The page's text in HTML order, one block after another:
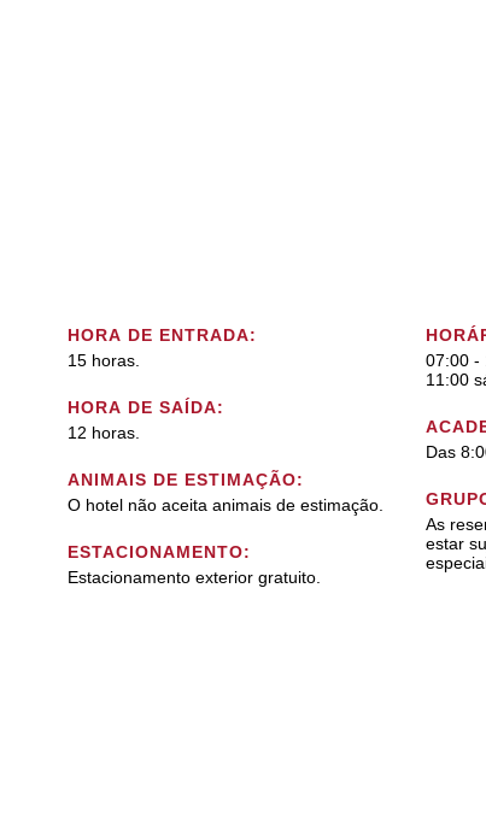
HORA DE ENTRADA:
15 horas.
HORA DE SAÍDA:
12 horas.
ANIMAIS DE ESTIMAÇÃO:
O hotel não aceita animais de estimação.
ESTACIONAMENTO:
Estacionamento exterior gratuito.
07:00 -
11:00
Das
As
estar